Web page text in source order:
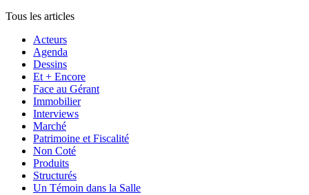
Tous les articles
Acteurs
Agenda
Dessins
Et + Encore
Face au Gérant
Immobilier
Interviews
Marché
Patrimoine et Fiscalité
Non Coté
Produits
Structurés
Un Témoin dans la Salle